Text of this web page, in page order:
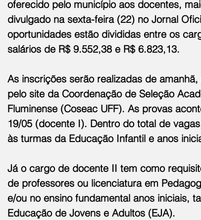
oferecido pelo município aos docentes,
divulgado na sexta-feira (22) no Jornal
oportunidades estão divididas entre os
salários de R$ 9.552,38 e R$ 6.823,13.
As inscrições serão realizadas de
pelo site da Coordenação de Seleção
Fluminense (Coseac UFF). As provas
19/05 (docente I). Dentro do total de
às turmas da Educação Infantil e anos
Já o cargo de docente II tem como
de professores ou licenciatura em
e/ou no ensino fundamental anos iniciais,
Educação de Jovens e Adultos (EJA).